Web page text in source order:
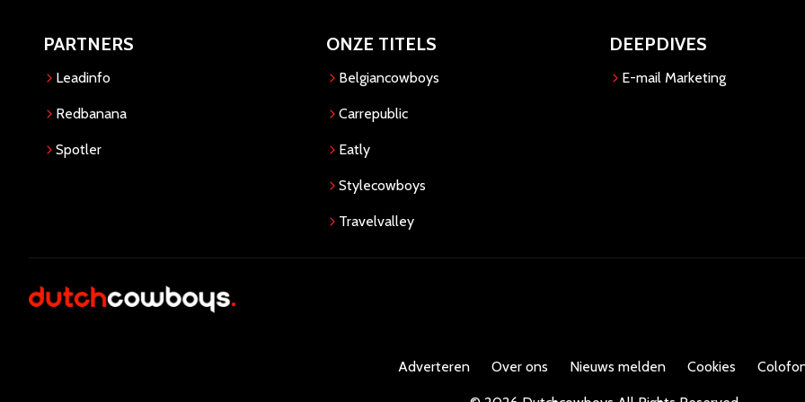
PARTNERS
Leadinfo
Redbanana
Spotler
ONZE TITELS
Belgiancowboys
Carrepublic
Eatly
Stylecowboys
Travelvalley
DEEPDIVES
E-mail Marketing
Adverteren Over ons Nieuws melden Cookies